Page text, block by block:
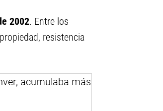
2002. Entre los
resistencia